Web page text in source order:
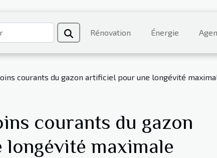
Rénovation Énergie
courants du gazon artificiel pour une longévité
courants du gazon
maximale